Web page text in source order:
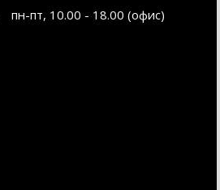
пн-пт, 10.00 - 18.00 (офис)